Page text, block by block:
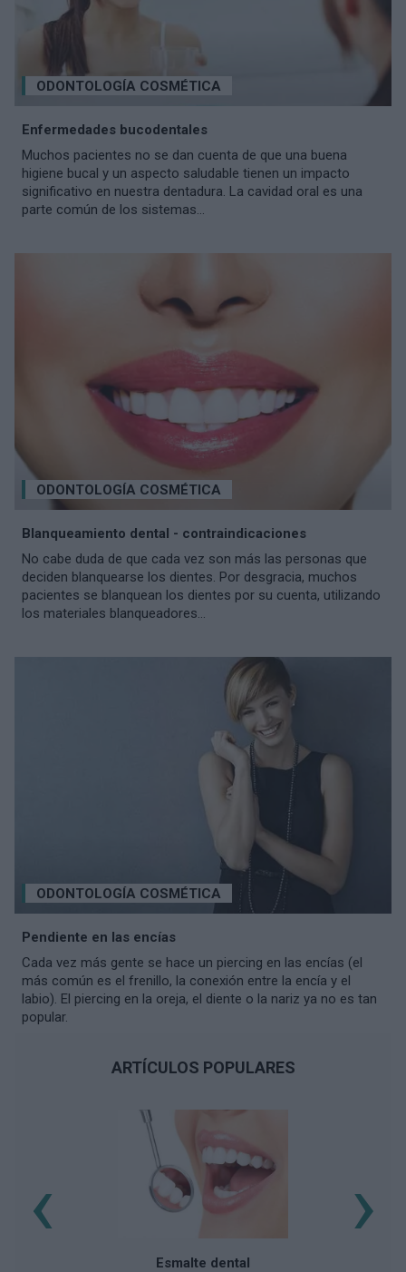
ODONTOLOGÍA COSMÉTICA
Enfermedades bucodentales
Muchos pacientes no se dan cuenta de que una buena
higiene bucal y un aspecto saludable tienen un impacto
significativo en nuestra dentadura. La cavidad oral es una
parte común de los sistemas...
ODONTOLOGÍA COSMÉTICA
Blanqueamiento dental - contraindicaciones
No cabe duda de que cada vez son más las personas que
deciden blanquearse los dientes. Por desgracia, muchos
pacientes se blanquean los dientes por su cuenta, utilizando
los materiales blanqueadores...
ODONTOLOGÍA COSMÉTICA
Pendiente en las encías
Cada vez más gente se hace un piercing en las encías (el
más común es el frenillo, la conexión entre la encía y el
labio). El piercing en la oreja, el diente o la nariz ya no es tan
popular.
ARTÍCULOS POPULARES
Esmalte dental
‹ ›